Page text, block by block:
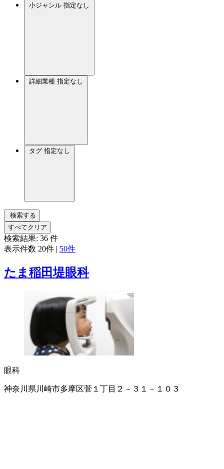
小ジャンル 指定なし
詳細業種 指定なし
タグ 指定なし
検索する
すべてクリア
検索結果: 36 件
表示件数 20件 | 50件
たま稲田堤眼科
眼科
神奈川県川崎市多摩区菅１丁目２－３１－１０３